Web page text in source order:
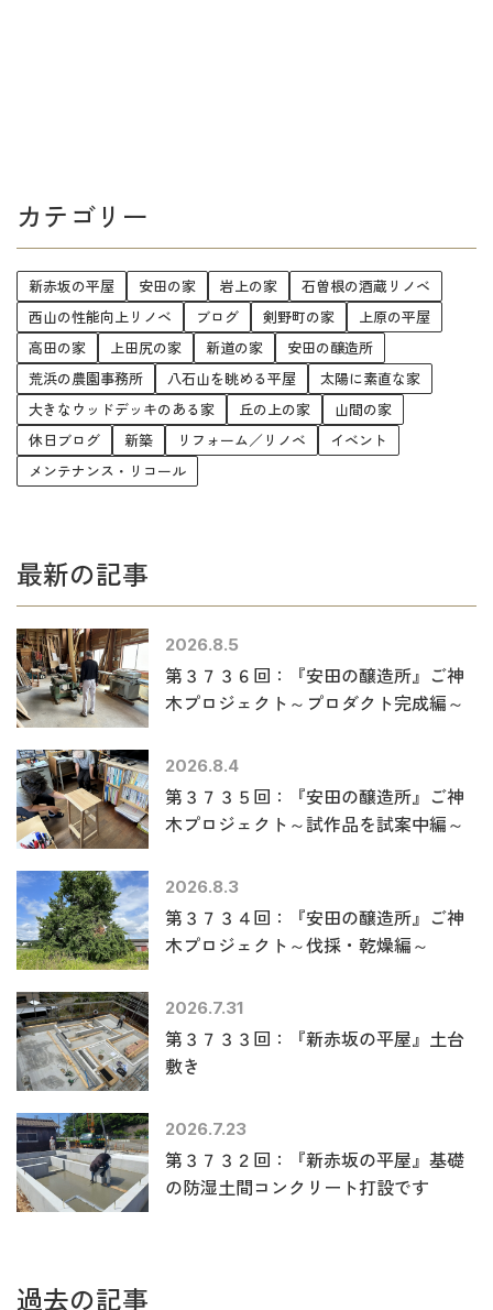
カテゴリー
新赤坂の平屋 安田の家 岩上の家
石曽根の酒蔵リノベ
西山の性能向上リノベ
ブログ 剣野町の家
上原の平屋
高田の家
上田尻の家 新道の家
安田の醸造所
荒浜の農園事務所
八石山を眺める平屋
太陽に素直な家
大きなウッドデッキのある家
丘の上の家
山間の家
休日ブログ
新築 リフォーム／リノベ
イベント
メンテナンス・リコール
最新の記事
2026.8.5
第３７３６回：『安田の醸造所』ご神
木プロジェクト～プロダクト完成編～
2026.8.4
第３７３５回：『安田の醸造所』ご神
木プロジェクト～試作品を試案中編～
2026.8.3
第３７３４回：『安田の醸造所』ご神
木プロジェクト～伐採・乾燥編～
2026.7.31
第３７３３回：『新赤坂の平屋』土台
敷き
2026.7.23
第３７３２回：『新赤坂の平屋』基礎
の防湿土間コンクリート打設です
過去の記事